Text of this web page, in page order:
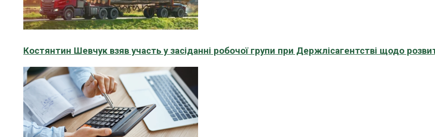
Костянтин Шевчук взяв участь у засіданні робочої групи при Держлісагентстві щодо